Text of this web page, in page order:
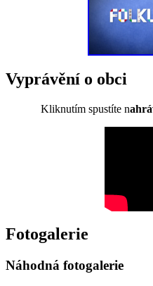
Vyprávění o obci
Kliknutím spustíte n
Fotogalerie
Náhodná fotogalerie